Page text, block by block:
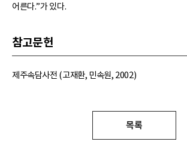
어른다.”가 있다.
참고문헌
제주속담사전 (고재환, 민속원, 2002)
목록